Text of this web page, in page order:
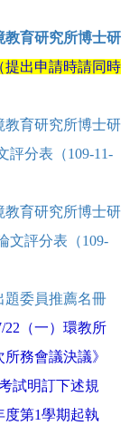
教育研究所博士研
提出申請時請同時
教育研究所博士研
評分表（109-11-
教育研究所博士研
文評分表（109-
題委員推薦名冊
22 （一）環教所
所務會議決議》
試明訂下述規
度第1學期起執